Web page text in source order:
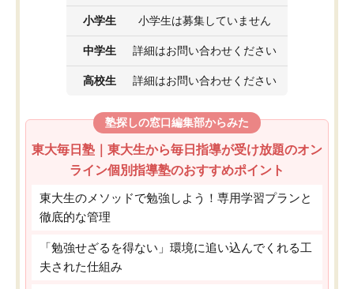
小学生 小学生は募集していません
中学生 詳細はお問い合わせください
高校生 詳細はお問い合わせください
塾探しの窓口編集部からみた
東大毎日塾｜東大生から毎日指導が受け放題のオン
ライン個別指導塾のおすすめポイント
東大生のメソッドで勉強しよう！専用学習プランと
徹底的な管理
「勉強せざるを得ない」環境に追い込んでくれる工
夫された仕組み